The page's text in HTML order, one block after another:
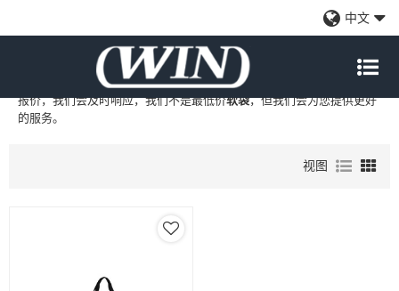
中文
的专业中国制造商和供应商，我们提供定制批发
工
软袋和软袋代工制造，现在联系我们以获得
报价，我们会及时响应，我们不是最低价软袋，但我们会为您提供更好
的服务。
视图